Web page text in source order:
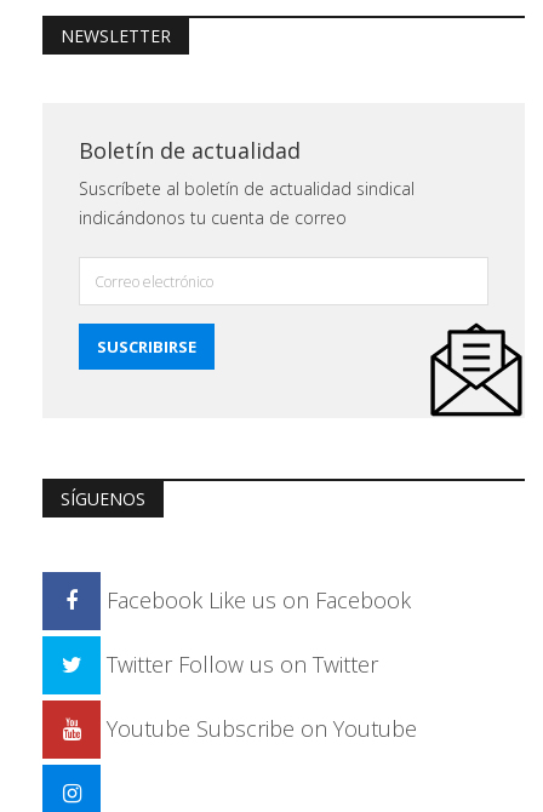
NEWSLETTER
Boletín de actualidad
Suscríbete al boletín de actualidad sindical
indicándonos tu cuenta de correo
SÍGUENOS
Facebook Like us on Facebook
Twitter Follow us on Twitter
Youtube Subscribe on Youtube